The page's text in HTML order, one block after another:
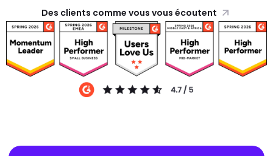
Des clients comme vous vous écoutent